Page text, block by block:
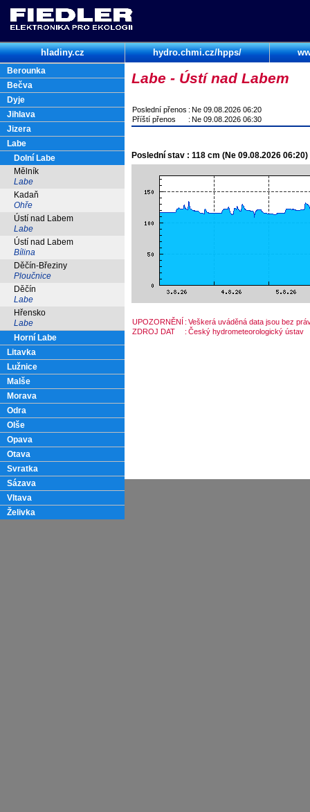
hladiny.cz hydro.chmi.cz/hpps/
Berounka
Bečva
Dyje
Jihlava
Jizera
Labe
Dolní Labe
Mělník
Labe
Kadaň
Ohře
Ústí nad Labem
Labe
Ústí nad Labem
Bílina
Děčín-Březiny
Ploučnice
Děčín
Labe
Hřensko
Labe
Horní Labe
Litavka
Lužnice
Malše
Morava
Odra
Olše
Opava
Otava
Svratka
Sázava
Vltava
Želivka
Labe - Ústí nad Labem
Poslední přenos : Ne 09.08.2026 06:20
Příští přenos
: Ne 09.08.2026 06:30
Poslední stav : 118 cm (Ne 09.08.2026 06:20)
UPOZORNĚNÍ : Veškerá uváděná data jsou bez
ZDROJ DAT
: Český hydrometeorologický ústav